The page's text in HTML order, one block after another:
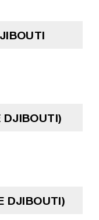
DJIBOUTI)
DJIBOUTI)